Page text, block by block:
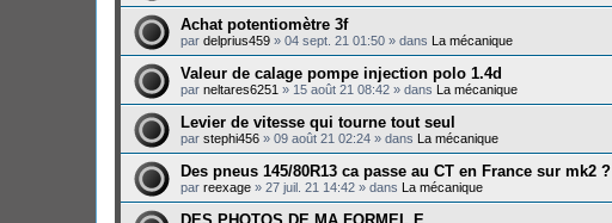
Achat potentiomètre 3f
par delprius459 » 04 sept. 21 01:50 » dans La mécanique
Valeur de calage pompe injection polo 1.4d
par neltares6251 » 15 août 21 08:42 » dans La mécanique
Levier de vitesse qui tourne tout seul
par stephi456 » 09 août 21 02:24 » dans La mécanique
Des pneus 145/80R13 ca passe au CT en France sur mk2 ?
par reexage » 27 juil. 21 14:42 » dans La mécanique
DES PHOTOS DE MA FORMEL E